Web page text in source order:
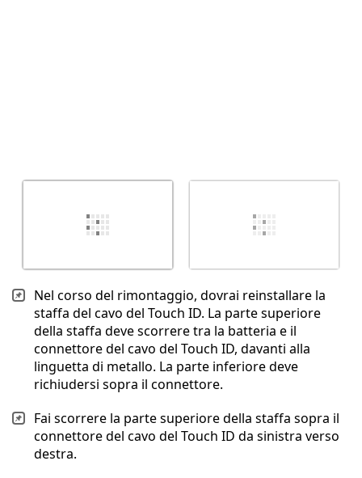
Nel corso del rimontaggio, dovrai reinstallare la
staffa del cavo del Touch ID. La parte superiore
della staffa deve scorrere tra la batteria e il
connettore del cavo del Touch ID, davanti alla
linguetta di metallo. La parte inferiore deve
richiudersi sopra il connettore.
Fai scorrere la parte superiore della staffa sopra il
connettore del cavo del Touch ID da sinistra verso
destra.